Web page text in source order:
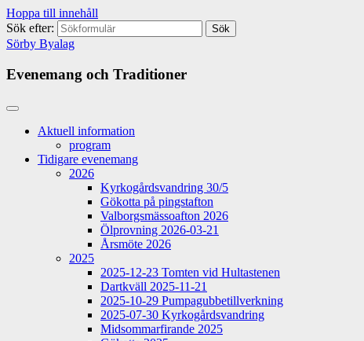
Hoppa till innehåll
Sök efter:
Sörby Byalag
Evenemang och Traditioner
Aktuell information
program
Tidigare evenemang
2026
Kyrkogårdsvandring 30/5
Gökotta på pingstafton
Valborgsmässoafton 2026
Ölprovning 2026-03-21
Årsmöte 2026
2025
2025-12-23 Tomten vid Hultastenen
Dartkväll 2025-11-21
2025-10-29 Pumpagubbetillverkning
2025-07-30 Kyrkogårdsvandring
Midsommarfirande 2025